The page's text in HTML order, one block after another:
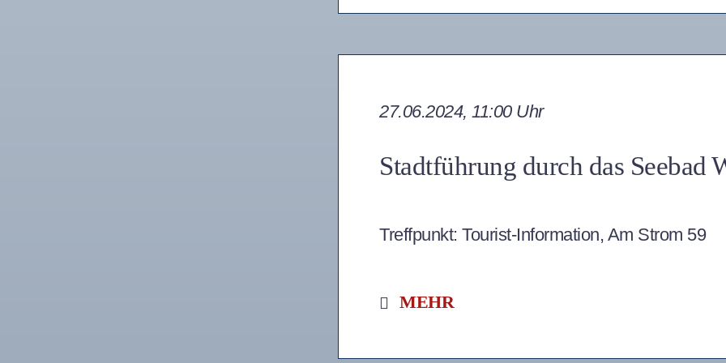
Stadtführung durch das Seebad
27.06.2024, 11:00 Uhr
Treffpunkt: Tourist-Information, Am Strom 59
MEHR